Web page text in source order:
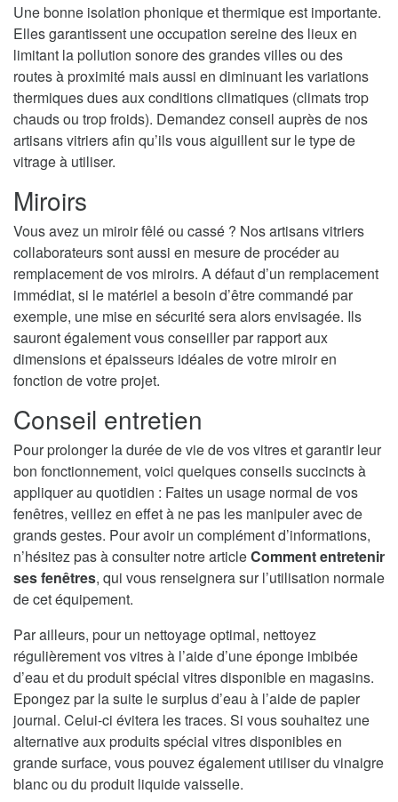
Une bonne isolation phonique et thermique est importante.
Elles garantissent une occupation sereine des lieux en
limitant la pollution sonore des grandes villes ou des
routes à proximité mais aussi en diminuant les variations
thermiques dues aux conditions climatiques (climats trop
chauds ou trop froids). Demandez conseil auprès de nos
artisans vitriers afin qu’ils vous aiguillent sur le type de
vitrage à utiliser.
Miroirs
Vous avez un miroir fêlé ou cassé ? Nos artisans vitriers
collaborateurs sont aussi en mesure de procéder au
remplacement de vos miroirs. A défaut d’un remplacement
immédiat, si le matériel a besoin d’être commandé par
exemple, une mise en sécurité sera alors envisagée. Ils
sauront également vous conseiller par rapport aux
dimensions et épaisseurs idéales de votre miroir en
fonction de votre projet.
Conseil entretien
Pour prolonger la durée de vie de vos vitres et garantir leur
bon fonctionnement, voici quelques conseils succincts à
appliquer au quotidien : Faites un usage normal de vos
fenêtres, veillez en effet à ne pas les manipuler avec de
grands gestes. Pour avoir un complément d’informations,
n’hésitez pas à consulter notre articleComment entretenir
ses fenêtres, qui vous renseignera sur l’utilisation normale
de cet équipement.
Par ailleurs, pour un nettoyage optimal, nettoyez
régulièrement vos vitres à l’aide d’une éponge imbibée
d’eau et du produit spécial vitres disponible en magasins.
Epongez par la suite le surplus d’eau à l’aide de papier
journal. Celui-ci évitera les traces. Si vous souhaitez une
alternative aux produits spécial vitres disponibles en
grande surface, vous pouvez également utiliser du vinaigre
blanc ou du produit liquide vaisselle.